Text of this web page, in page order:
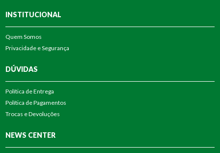
INSTITUCIONAL
Quem Somos
Privacidade e Segurança
DÚVIDAS
Política de Entrega
Política de Pagamentos
Trocas e Devoluções
NEWS CENTER